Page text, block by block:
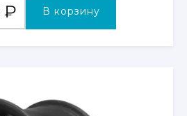
₽ В корзину